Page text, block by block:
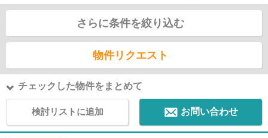
さらに条件を絞り込む
物件リクエスト
チェックした物件をまとめて
検討リストに追加 お問い合わせ